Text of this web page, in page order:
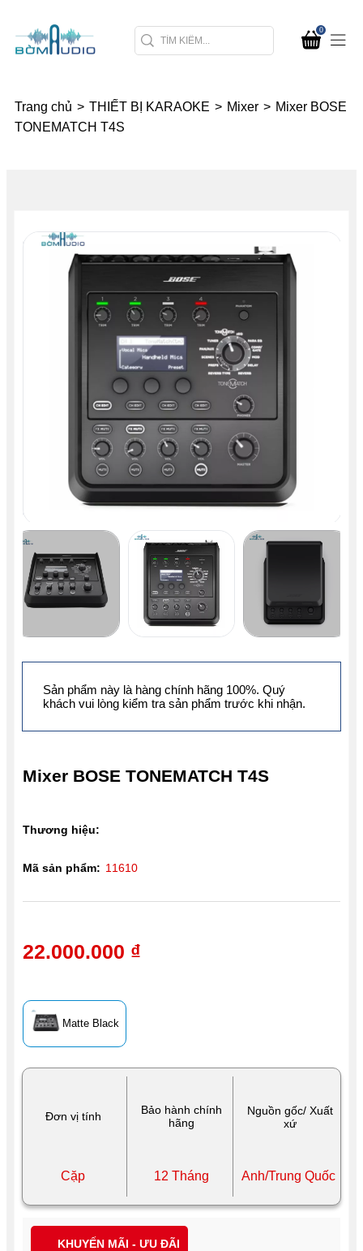
0
Trang chủ > THIẾT BỊ KARAOKE > Mixer > Mixer BOSE
TONEMATCH T4S
Đơn vị tính
Bảo hành chính
hãng
Nguồn gốc/ Xuất
xứ
Cặp 12 Tháng Anh/Trung Quốc
Mixer BOSE TONEMATCH T4S
Matte Black
22.000.000 ₫
Thương hiệu:
Mã sản phẩm: 11610
KHUYẾN MÃI - ƯU ĐÃI
Sản phẩm này là hàng chính hãng 100%. Quý
khách vui lòng kiểm tra sản phẩm trước khi nhận.